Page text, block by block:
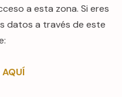
a esta zona. Si eres
datos a través de este